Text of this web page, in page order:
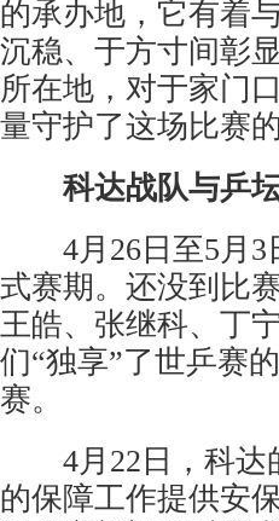
的承办地，它有着
沉稳、于方寸间彰
所在地，对于家门
量守护了这场比赛
科达战队与乒
4月26日至5月3
式赛期。还没到比
王皓、张继科、丁
们“独享”了世乒赛
赛。
4月22日，科达
的保障工作提供安